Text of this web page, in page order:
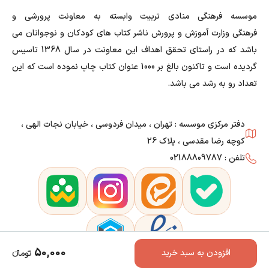
50,000 تومانء افزودن به سبد خرید
موسسه فرهنگی منادی تربیت وابسته به معاونت پرورشی و
فرهنگی وزارت آموزش و پرورش ناشر کتاب های کودکان و نوجوانان می
باشد که در راستای تحقق اهداف این معاونت در سال 1368 تاسیس
گردیده است و تاکنون بالغ بر 1000 عنوان کتاب چاپ نموده است که این
تعداد رو به رشد می باشد.
دفتر مرکزی موسسه : تهران ، میدان فردوسی ، خیابان نجات الهی ،
کوچه رضا مقدسی ، پلاک 26
تلفن : 02188809787